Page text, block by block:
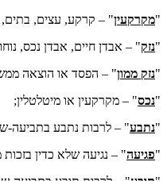
"מקרקעין" – קרקע, עצים, בתים,
"נזק" – אבדן חיים, אבדן נכס,
"נזק ממון" – הפסד או הוצאה
"נכס" – מקרקעין או מיטלטלין;
"נתבע" – לרבות נתבע בתביעה-
"פגיעה" – נגיעה שלא כדין